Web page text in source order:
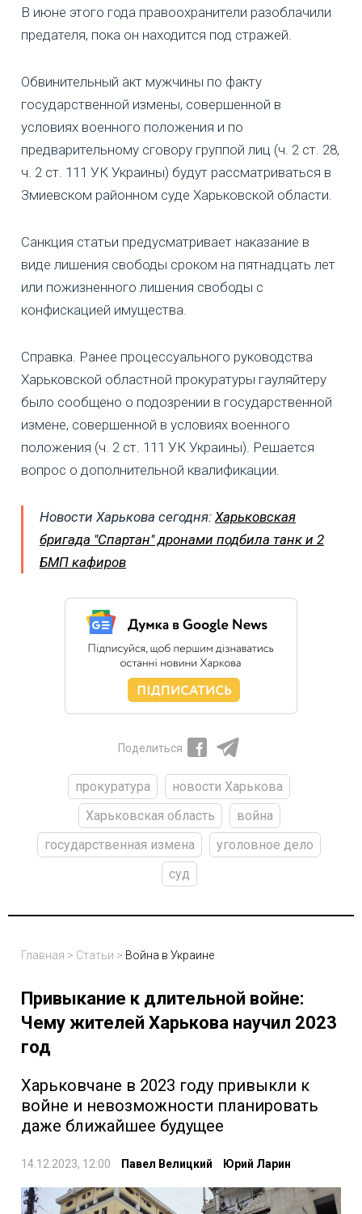
В июне этого года правоохранители разоблачили
предателя, пока он находится под стражей.
Обвинительный акт мужчины по факту
государственной измены, совершенной в
условиях военного положения и по
предварительному сговору группой лиц (ч. 2 ст. 28,
ч. 2 ст. 111 УК Украины) будут рассматриваться в
Змиевском районном суде Харьковской области.
Санкция статьи предусматривает наказание в
виде лишения свободы сроком на пятнадцать лет
или пожизненного лишения свободы с
конфискацией имущества.
Справка. Ранее процессуального руководства
Харьковской областной прокуратуры гауляйтеру
было сообщено о подозрении в государственной
измене, совершенной в условиях военного
положения (ч. 2 ст. 111 УК Украины). Решается
вопрос о дополнительной квалификации.
Новости Харькова сегодня: Харьковская
бригада "Спартан" дронами подбила танк и 2
БМП кафиров
Поделиться
прокуратура
новости Харькова
Харьковская область
война
государственная измена
уголовное дело
суд
Главная > Статьи > Война в Украине
Привыкание к длительной войне:
Чему жителей Харькова научил 2023
год
Харьковчане в 2023 году привыкли к
войне и невозможности планировать
даже ближайшее будущее
14.12.2023, 12:00 Павел Велицкий Юрий Ларин